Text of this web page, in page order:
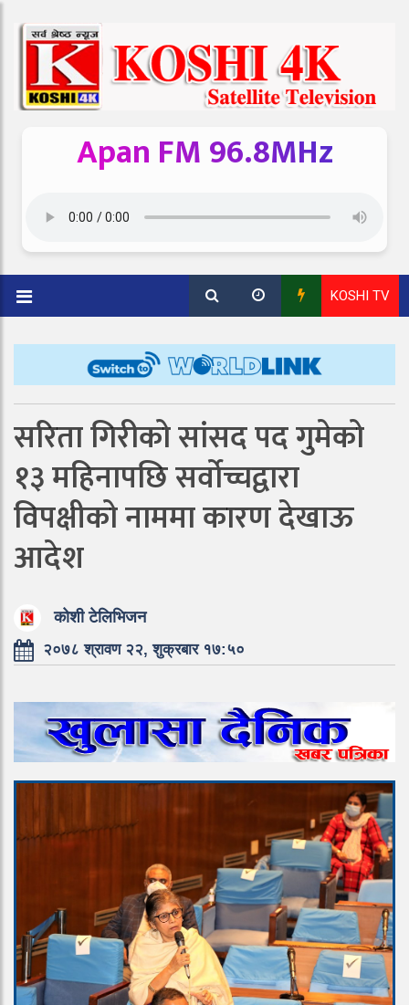
Apan FM 96.8MHz
KOSHI TV
सरिता गिरीको सांसद पद गुमेको
१३ महिनापछि सर्वोच्चद्वारा
विपक्षीको नाममा कारण देखाऊ
आदेश
कोशी टेलिभिजन
२०७८ श्रावण २२, शुक्रबार १७:५०